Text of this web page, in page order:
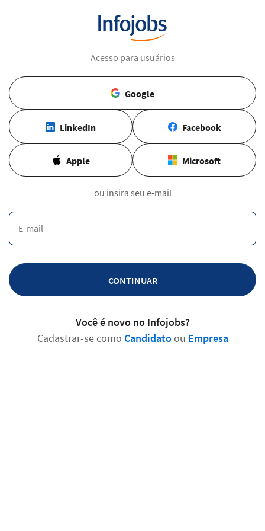
Acesso para usuários
Google
LinkedIn Facebook
Apple Microsoft
ou insira seu e-mail
CONTINUAR
Você é novo no Infojobs?
Cadastrar-se como Candidatoou Empresa